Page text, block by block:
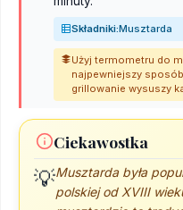
Składniki:Musztarda
Użyj termometru do
najpewniejszy
grillowanie wysuszy
Ciekawostka
💡Musztarda była
polskiej od XVIII